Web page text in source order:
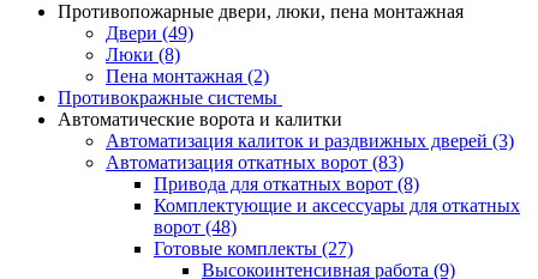
Противопожарные двери, люки, пена монтажная
Двери (49)
Люки (8)
Пена монтажная (2)
Противокражные системы
Автоматические ворота и калитки
Автоматизация калиток и раздвижных дверей (3)
Автоматизация откатных ворот (83)
Привода для откатных ворот (8)
Комплектующие и аксессуары для откатных
ворот (48)
Готовые комплекты (27)
Высокоинтенсивная работа (9)